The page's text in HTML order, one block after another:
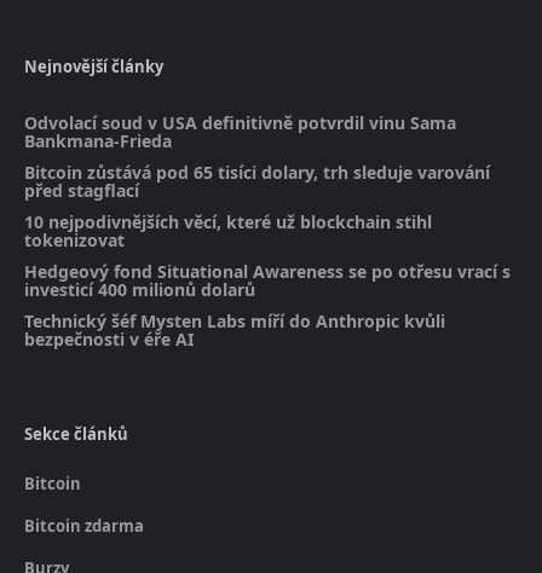
Nejnovější články
Odvolací soud v USA definitivně potvrdil vinu Sama
Bankmana-Frieda
Bitcoin zůstává pod 65 tisíci dolary, trh sleduje varování
před stagflací
10 nejpodivnějších věcí, které už blockchain stihl
tokenizovat
Hedgeový fond Situational Awareness se po otřesu vrací s
investicí 400 milionů dolarů
Technický šéf Mysten Labs míří do Anthropic kvůli
bezpečnosti v éře AI
Sekce článků
Bitcoin
Bitcoin zdarma
Burzy